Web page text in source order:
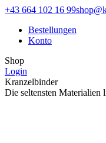
Zum
springen
Facebook
opens
window
Instagram
opens
window
+43 664 102 16 99
Bestellungen
Konto
Shop
Login
Kranzelbinder
Die seltensten Materialien